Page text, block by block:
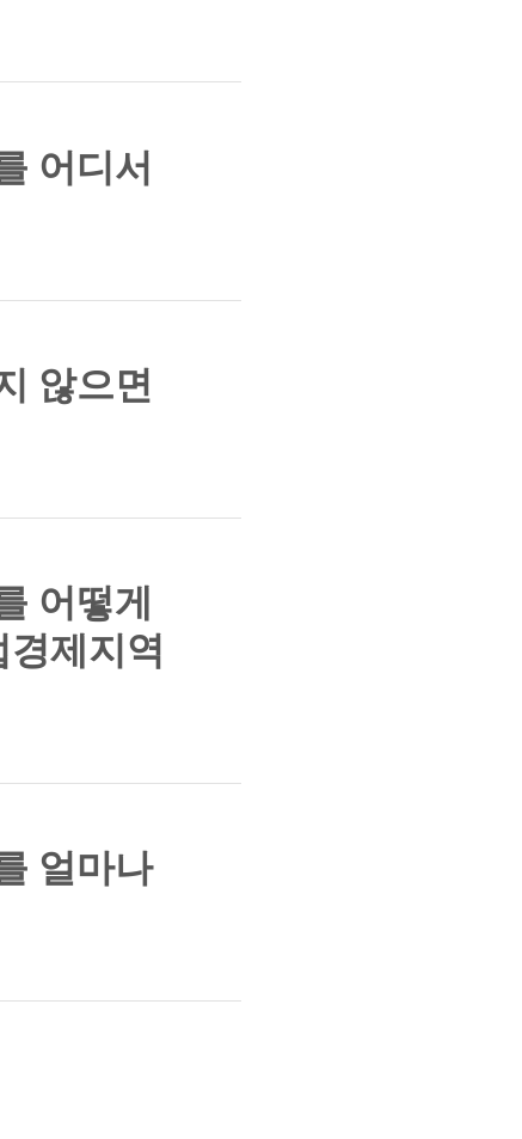
어디서
않으면
어떻게
제지역
얼마나